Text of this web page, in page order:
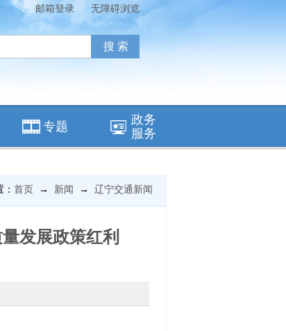
邮箱登录 无障碍浏览
专题
政务
服务
首页 → 新闻 → 辽宁交通新闻
发展政策红利